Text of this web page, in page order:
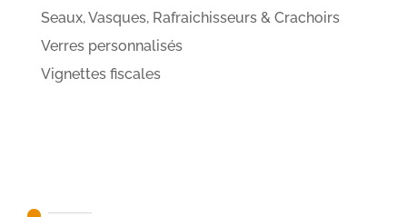
Seaux, Vasques, Rafraichisseurs & Crachoirs
Verres personnalisés
Vignettes fiscales